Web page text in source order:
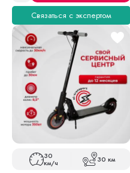
Связаться с экспертом
30
км/ч 30 км